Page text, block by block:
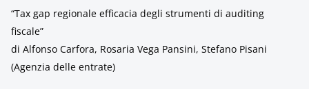
“Tax gap regionale efficacia degli strumenti di auditing
fiscale”
di Alfonso Carfora, Rosaria Vega Pansini, Stefano Pisani
(Agenzia delle entrate)